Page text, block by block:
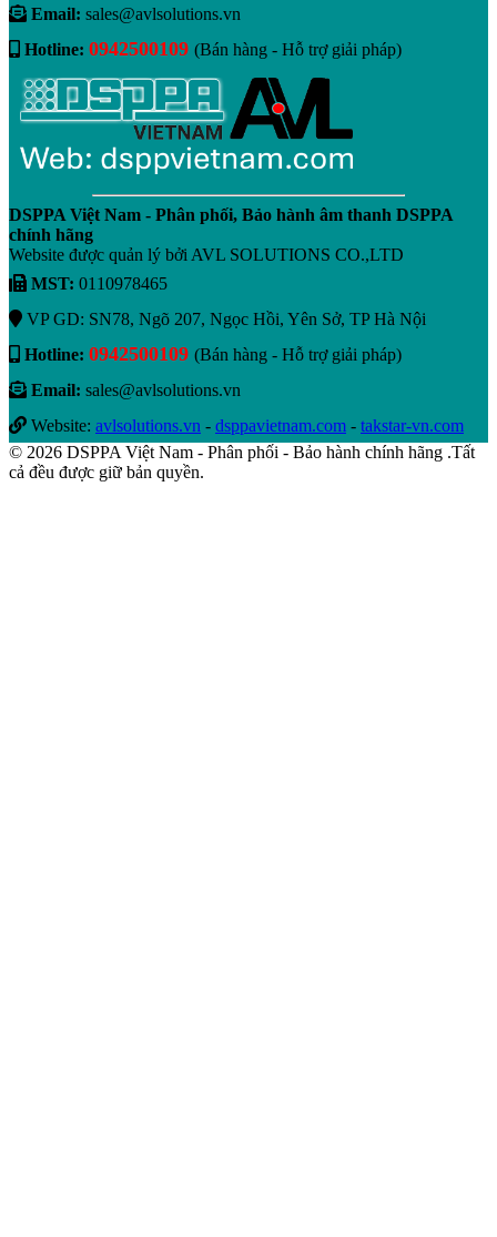
Email: sales@avlsolutions.vn
Hotline: 0942500109 (Bán hàng - Hỗ trợ giải pháp)
DSPPA Việt Nam - Phân phối, Bảo hành âm thanh DSPPA
chính hãng
Website được quản lý bởi AVL SOLUTIONS CO.,LTD
MST: 0110978465
VP GD: SN78, Ngõ 207, Ngọc Hồi, Yên Sở, TP Hà Nội
Hotline: 0942500109 (Bán hàng - Hỗ trợ giải pháp)
Email: sales@avlsolutions.vn
Website: avlsolutions.vn - dsppavietnam.com - takstar-vn.com
© 2026 DSPPA Việt Nam - Phân phối - Bảo hành chính hãng .Tất
cả đều được giữ bản quyền.